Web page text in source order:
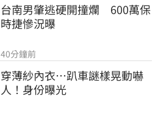
台南男肇逃硬開撞爛　600萬保
時捷慘況曝
40分鐘前
穿薄紗內衣…趴車謎樣晃動嚇
人！身份曝光